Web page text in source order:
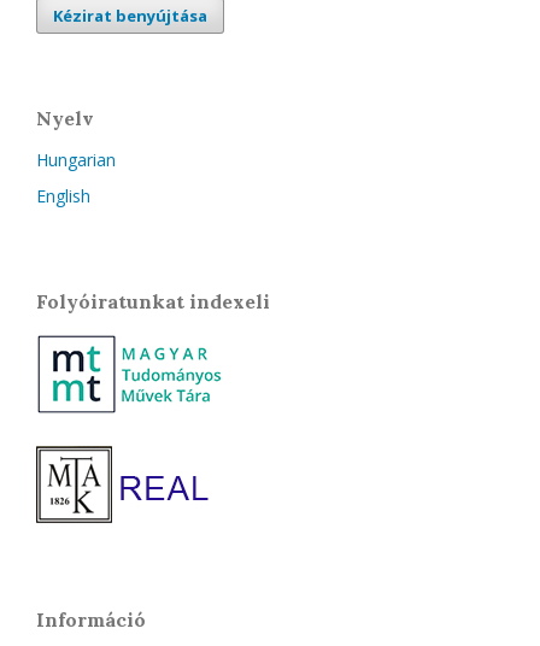
Kézirat benyújtása
Nyelv
Hungarian
English
Folyóiratunkat indexeli
Információ